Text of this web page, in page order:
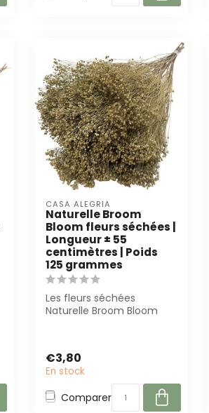
CASA ALEGRIA
Naturelle Broom
Bloom fleurs séchées |
Longueur ± 55
centimètres | Poids
125 grammes
Les fleurs séchées
Naturelle Broom Bloom
€3,80
En stock
Comparer